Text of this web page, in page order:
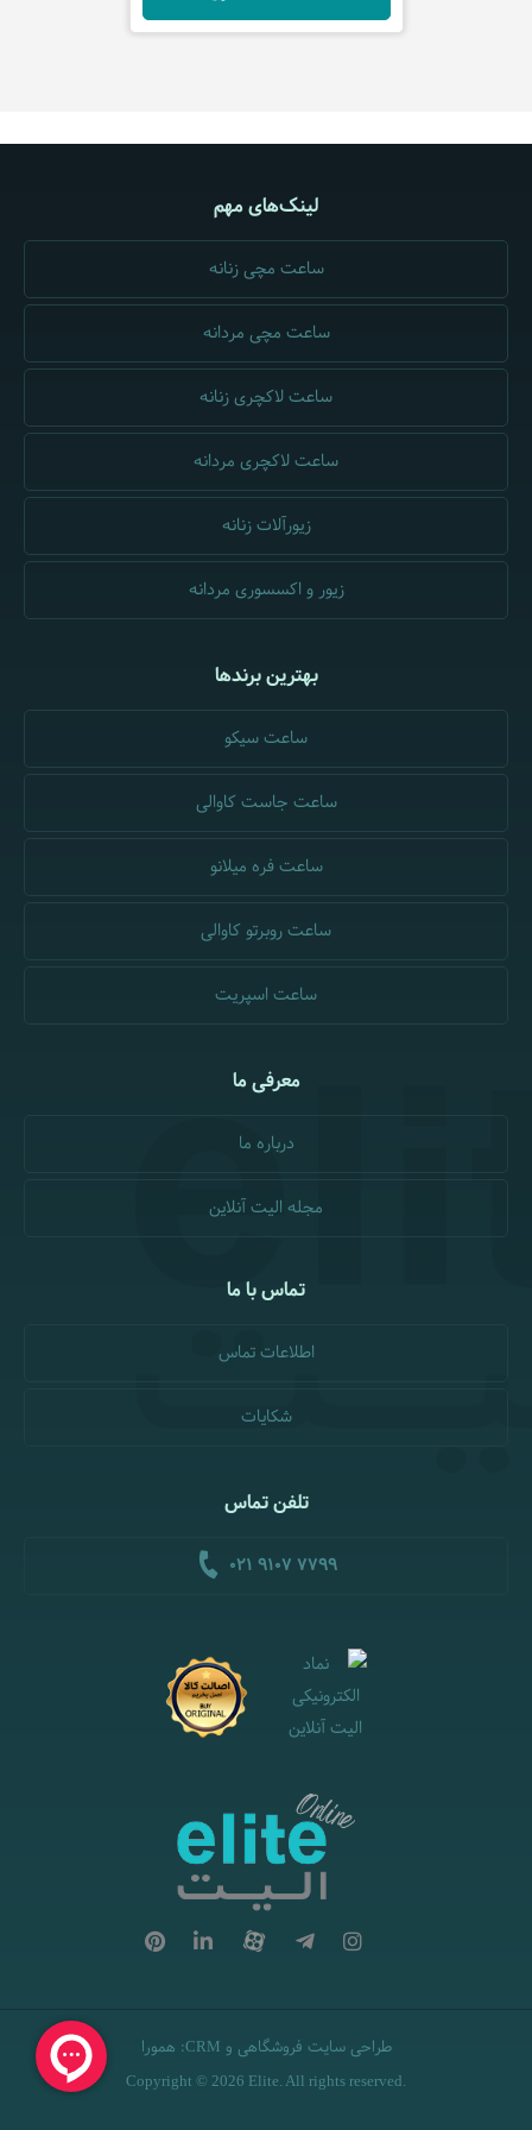
لینک‌های مهم
ساعت مچی زنانه
ساعت مچی مردانه
ساعت لاکچری زنانه
ساعت لاکچری مردانه
زیورآلات زنانه
زیور و اکسسوری مردانه
بهترین برندها
ساعت سیکو
ساعت جاست کاوالی
ساعت فره میلانو
ساعت روبرتو کاوالی
ساعت اسپریت
معرفی ما
درباره ما
مجله الیت آنلاین
تماس با ما
اطلاعات تماس
شکایات
تلفن تماس
021 9107 7799
طراحی سایت فروشگاهی و CRM
: همورا
Copyright © 2026 Elite. All rights reserved.